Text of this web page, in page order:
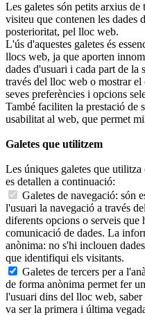
Les galetes són petits arxius
visiteu que contenen les dades
posterioritat, pel lloc web.
L'ús d'aquestes galetes és
llocs web, ja que aporten
dades d'usuari i cada part de la
través del lloc web o mostrar
seves preferències i opcions
També faciliten la prestació de
usabilitat al web, que permet
Galetes que utilitzem
Les úniques galetes que
es detallen a continuació:
Galetes de navegació: són
l'usuari la navegació a través
diferents opcions o serveis
comunicació de dades. La
anònima: no s'hi inclouen
que identifiqui els visitants.
Galetes de tercers per a
de forma anònima permet fer
l'usuari dins del lloc web,
va ser la primera i última